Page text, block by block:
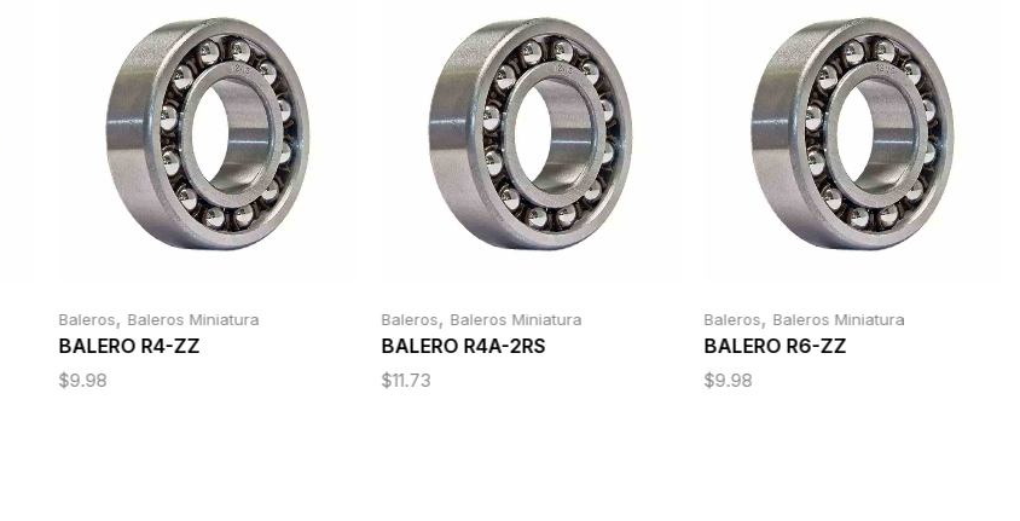
Baleros, Baleros Miniatura
BALERO R4-ZZ
$9.98
Baleros, Baleros Miniatura
BALERO R4A-2RS
$11.73
Baleros, Baleros Miniatura
BALERO R6-ZZ
$9.98